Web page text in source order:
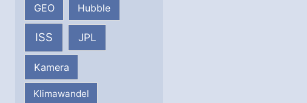
GEO Hubble
ISS JPL
Kamera
Klimawandel